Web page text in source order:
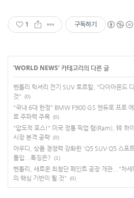
1 구독하기
'WORLD NEWS' 카테고리의 다른 글
벤틀리 럭셔리 전기 SUV 토르칼, "다이아몬드
것"
(0)
"국내 6대 한정" BMW F900 GS 엔듀로 프로
로 주파력 주목 (0)
"압도적 포스!" 미국 정통 픽업 램(Ram), 韓 하
시장 본격 공략 (0)
아우디, 상품 경쟁력 강화한 'Q5 SUV·Q5 스포
돌입...특징은?
(1)
벤틀리, 새로운 최첨단 페인트 공장 개관..."차세
의 핵심 기반이 될 것"
(0)